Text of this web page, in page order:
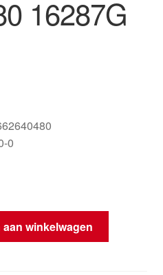
16287G
0
winkelwagen